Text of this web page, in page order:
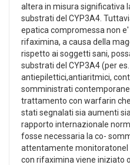
altera in misura significativa
substrati del CYP3A4.
epatica compromessa non
rifaximina, a causa della
rispetto ai soggetti sani,
substrati del CYP3A4 (per
antiepilettici,antiaritmici,
somministrati
trattamento con warfarin
stati segnalati sia aumenti
rapporto internazionale
fosse necessaria la co-
attentamente
con rifaximina viene iniziato